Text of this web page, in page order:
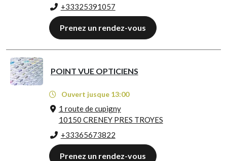
+33325391057
Prenez un rendez-vous
POINT VUE OPTICIENS
Ouvert jusque 13:00
1 route de cupigny
10150 CRENEY PRES TROYES
+33365673822
Prenez un rendez-vous